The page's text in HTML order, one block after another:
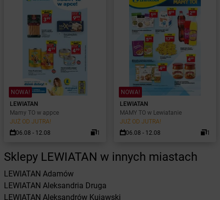
NOWA!
LEWIATAN
Mamy TO w appce
JUŻ OD JUTRA!
06.08 - 12.08
1
NOWA!
LEWIATAN
MAMY TO w Lewiatanie
JUŻ OD JUTRA!
06.08 - 12.08
1
Sklepy LEWIATAN w innych miastach
LEWIATAN Adamów
LEWIATAN Aleksandria Druga
LEWIATAN Aleksandrów Kujawski